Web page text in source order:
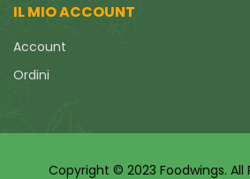
IL MIO ACCOUNT
Account
Ordini
Copyright © 2023 Foodwings. All